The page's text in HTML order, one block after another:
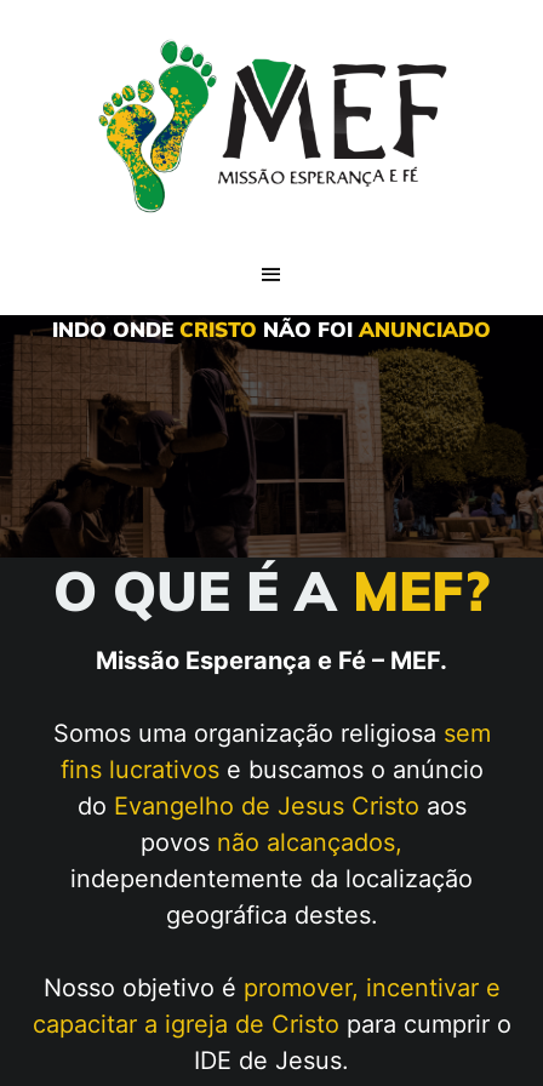
INDO ONDE CRISTO NÃO FOI ANUNCIADO
O QUE É A MEF?
Missão Esperança e Fé – MEF.
Somos uma organização religiosa sem
fins lucrativose buscamos o anúncio
do Evangelho de Jesus Cristo aos
povos não alcançados,
independentemente da localização
geográfica destes.
Nosso objetivo é promover, incentivar e
capacitar a igreja de Cristo para cumprir o
IDE de Jesus.